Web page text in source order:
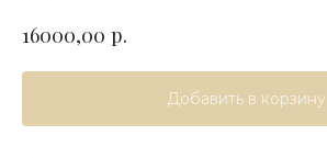
16000,00 р.
Добавить в корзину